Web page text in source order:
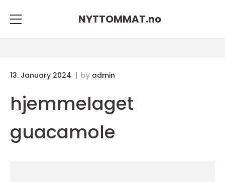
NYTTOMMAT.no
13. January 2024 by admin
hjemmelaget
guacamole